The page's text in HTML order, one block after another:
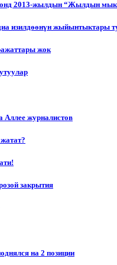
2013-жылдын “Жылдын
изилдөөнүн жыйынтыктары
жок
Аллее журналистов
закрытия
на 2 позиции